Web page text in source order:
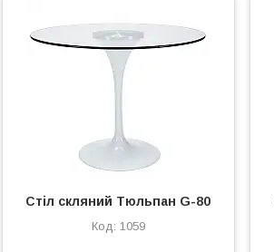
Стіл скляний Тюльпан G-80
1059